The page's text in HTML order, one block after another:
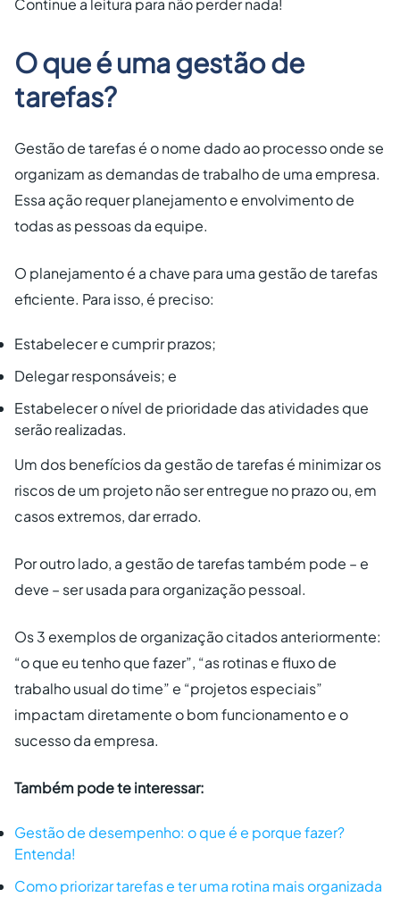
Continue a leitura para não perder nada!
O que é uma gestão de
tarefas?
Gestão de tarefas é o nome dado ao processo onde se
organizam as demandas de trabalho de uma empresa.
Essa ação requer planejamento e envolvimento de
todas as pessoas da equipe.
O planejamento é a chave para uma gestão de tarefas
eficiente. Para isso, é preciso:
Estabelecer e cumprir prazos;
Delegar responsáveis; e
Estabelecer o nível de prioridade das atividades que
serão realizadas.
Um dos benefícios da gestão de tarefas é minimizar os
riscos de um projeto não ser entregue no prazo ou, em
casos extremos, dar errado.
Por outro lado, a gestão de tarefas também pode – e
deve – ser usada para organização pessoal.
Os 3 exemplos de organização citados anteriormente:
“o que eu tenho que fazer”, “as rotinas e fluxo de
trabalho usual do time” e “projetos especiais”
impactam diretamente o bom funcionamento e o
sucesso da empresa.
Também pode te interessar:
Gestão de desempenho: o que é e porque fazer?
Entenda!
Como priorizar tarefas e ter uma rotina mais organizada